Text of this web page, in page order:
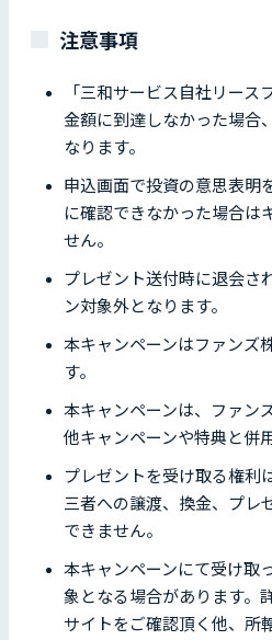
注意事項
「三和サービス自社リー
金額に到達しなかった場合
なります。
申込画面で投資の意思表明
に確認できなかった場合は
せん。
プレゼント送付時に退会さ
ン対象外となります。
本キャンペーンはファンズ
す。
本キャンペーンは、ファン
他キャンペーンや特典と併
プレゼントを受け取る権利
三者への譲渡、換金、プレ
できません。
本キャンペーンにて受け取
象となる場合があります。
サイトをご確認頂く他、所